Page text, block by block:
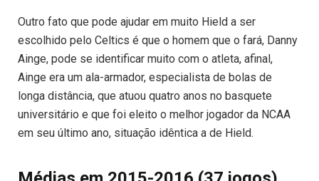
Outro fato que pode ajudar em muito Hield a ser
escolhido pelo Celtics é que o homem que o fará, Danny
Ainge, pode se identificar muito com o atleta, afinal,
Ainge era um ala-armador, especialista de bolas de
longa distância, que atuou quatro anos no basquete
universitário e que foi eleito o melhor jogador da NCAA
em seu último ano, situação idêntica a de Hield.